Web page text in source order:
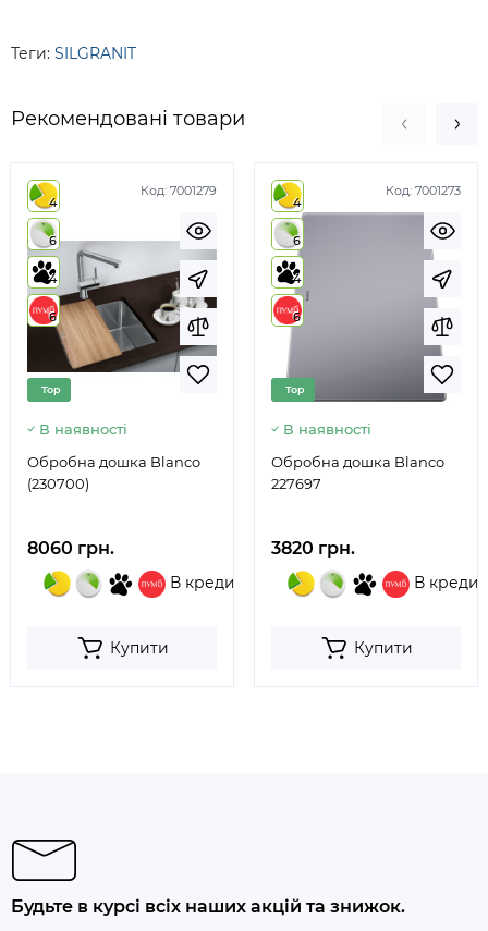
Теги: SILGRANIT
Рекомендовані товари
Код: 7001279
4
6
4
6
Top
В наявності
Обробна дошка Blanco
(230700)
8060 грн.
В кредит
Купити
Код: 7001273
4
6
4
6
Top
В наявності
Обробна дошка Blanco
227697
3820 грн.
В кредит
Купити
Будьте в курсі всіх наших акцій та знижок.